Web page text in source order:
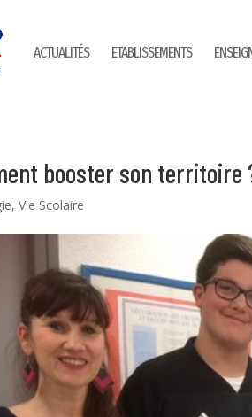
ACTUALITÉS ETABLISSEMENTS
booster son territoire
,Vie Scolaire